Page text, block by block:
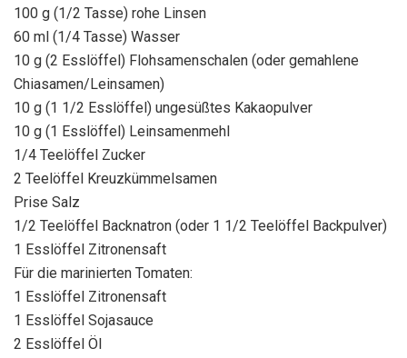
100 g (1/2 Tasse) rohe Linsen
60 ml (1/4 Tasse) Wasser
10 g (2 Esslöffel) Flohsamenschalen (oder gemahlene
Chiasamen/Leinsamen)
10 g (1 1/2 Esslöffel) ungesüßtes Kakaopulver
10 g (1 Esslöffel) Leinsamenmehl
1/4 Teelöffel Zucker
2 Teelöffel Kreuzkümmelsamen
Prise Salz
1/2 Teelöffel Backnatron (oder 1 1/2 Teelöffel Backpulver)
1 Esslöffel Zitronensaft
Für die marinierten Tomaten:
1 Esslöffel Zitronensaft
1 Esslöffel Sojasauce
2 Esslöffel Öl